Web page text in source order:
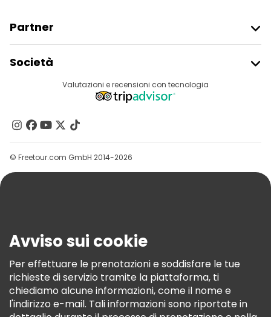
Partner
Accesso Del Fornitore
Programma Di Affiliazione
Società
Destinazioni
Contattaci
Gruppi
Aiuto
Termini E Condizioni
Informativa Sui Cookie
Freetour Premi
Programma Di Fidelizzazione
Valutazioni e recensioni con tecnologia
© Freetour.com GmbH 2014-2026
Avviso sui cookie
Per effettuare le prenotazioni e soddisfare le tue
richieste di servizio tramite la piattaforma, ti
chiediamo alcune informazioni, come il nome e
l'indirizzo e-mail. Tali informazioni sono riportate in